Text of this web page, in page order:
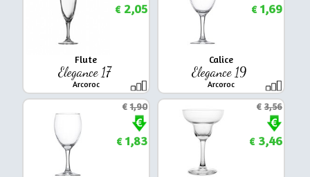
Flute
Elegance 17
Arcoroc
€2,05
Calice
Elegance 19
Arcoroc
€1,69
€1,90
€1,83
€3,56
€3,46